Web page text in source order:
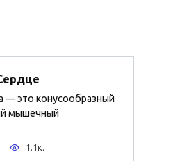
— это конусообразный
мышечный
1.1к.